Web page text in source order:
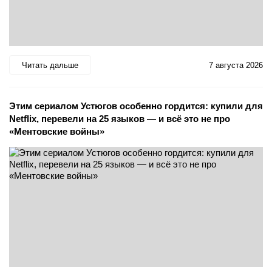
Читать дальше 7 августа 2026
Этим сериалом Устюгов особенно гордится: купили для
Netflix, перевели на 25 языков — и всё это не про
«Ментовские войны»